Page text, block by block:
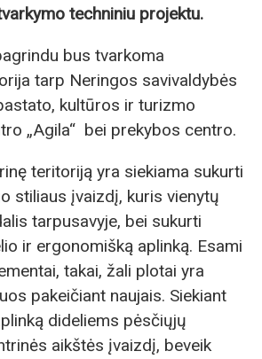
techniniu projektu.
bus tvarkoma
tarp Neringos savivaldybės
kultūros ir turizmo
„Agila“ bei prekybos centro.
teritoriją yra siekiama sukurti
stiliaus įvaizdį, kuris vienytų
tarpusavyje, bei sukurti
ir ergonomišką aplinką. Esami
takai, žali plotai yra
pakeičiant naujais. Siekiant
dideliems pėsčiųjų
aikštės įvaizdį, beveik